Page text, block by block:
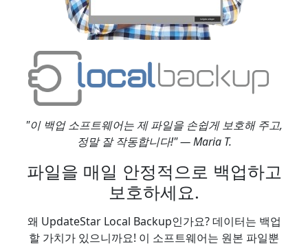
"이 백업 소프트웨어는 제 파일을 손쉽게 보호해 주고,
정말 잘 작동합니다!" — Maria T.
파일을 매일 안정적으로 백업하고
보호하세요.
왜 UpdateStar Local Backup인가요? 데이터는 백업
할 가치가 있으니까요! 이 소프트웨어는 원본 파일뿐